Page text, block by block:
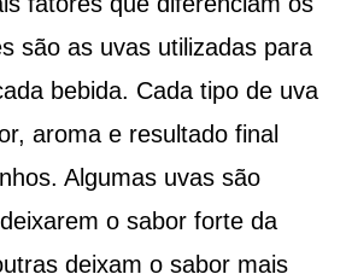
são as uvas utilizadas para
bebida. Cada tipo de uva
aroma e resultado final
Algumas uvas são
o sabor forte da
deixam o sabor mais